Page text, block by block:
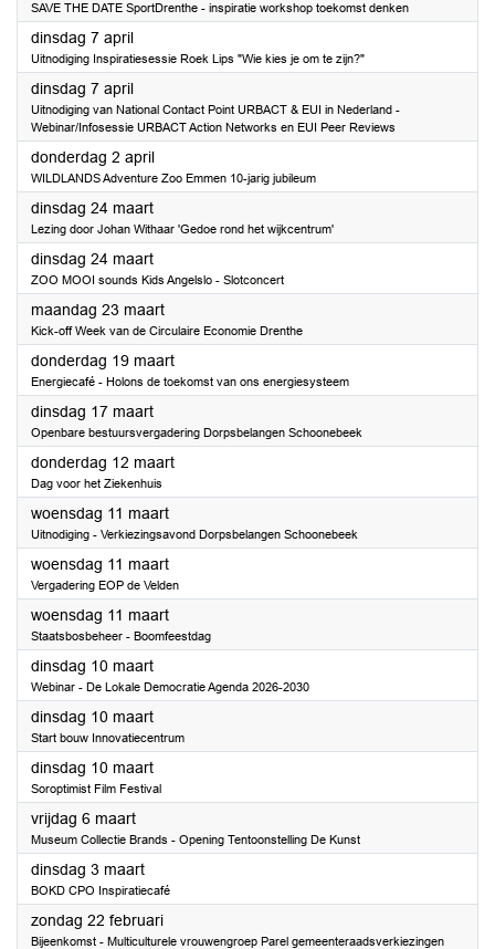
SAVE THE DATE SportDrenthe - inspiratie workshop toekomst denken
dinsdag 7 april2026
Uitnodiging Inspiratiesessie Roek Lips "Wie kies je om te zijn?"
dinsdag 7 april2026
Uitnodiging van National Contact Point URBACT & EUI in Nederland -
Webinar/Infosessie URBACT Action Networks en EUI Peer Reviews
donderdag 2 april2026
WILDLANDS Adventure Zoo Emmen 10-jarig jubileum
dinsdag 24 maart2026
Lezing door Johan Withaar 'Gedoe rond het wijkcentrum'
dinsdag 24 maart2026
ZOO MOOI sounds Kids Angelslo - Slotconcert
maandag 23 maart2026
Kick-off Week van de Circulaire Economie Drenthe
donderdag 19 maart2026
Energiecafé - Holons de toekomst van ons energiesysteem
dinsdag 17 maart2026
Openbare bestuursvergadering Dorpsbelangen Schoonebeek
donderdag 12 maart2026
Dag voor het Ziekenhuis
woensdag 11 maart2026
Uitnodiging - Verkiezingsavond Dorpsbelangen Schoonebeek
woensdag 11 maart2026
Vergadering EOP de Velden
woensdag 11 maart2026
Staatsbosbeheer - Boomfeestdag
dinsdag 10 maart2026
Webinar - De Lokale Democratie Agenda 2026-2030
dinsdag 10 maart2026
Start bouw Innovatiecentrum
dinsdag 10 maart2026
Soroptimist Film Festival
vrijdag 6 maart2026
Museum Collectie Brands - Opening Tentoonstelling De Kunst
dinsdag 3 maart2026
BOKD CPO Inspiratiecafé
zondag 22 februari2026
Bijeenkomst - Multiculturele vrouwengroep Parel gemeenteraadsverkiezingen